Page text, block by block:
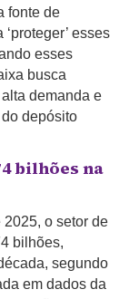
fonte de
esses
esses
busca
demanda e
depósito
bilhões na
o setor de
bilhões,
segundo
em dados da